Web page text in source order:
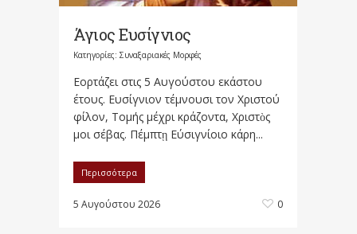
Άγιος Ευσίγνιος
Κατηγορίες: Συναξαριακές Μορφές
Εορτάζει στις 5 Αυγούστου εκάστου
έτους. Ευσίγνιον τέμνουσι τον Χριστού
φίλον, Τομής μέχρι κράζοντα, Χριστὸς
μοι σέβας. Πέμπτῃ Εύσιγνίοιο κάρη...
Περισσότερα
5 Αυγούστου 2026 0